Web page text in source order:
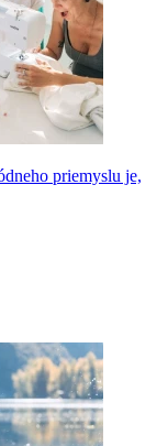
priemyslu je,